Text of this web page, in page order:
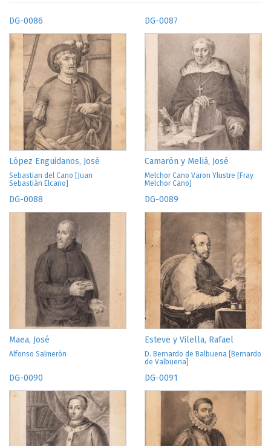
DG-0086
López Enguidanos, José
Sebastian del Cano [Juan
Sebastián Elcano]
DG-0087
Camarón y Meliá, José
Melchor Cano Varon Ylustre [Fray
Melchor Cano]
DG-0088
Maea, José
Alfonso Salmerón
DG-0089
Esteve y Vilella, Rafael
D. Bernardo de Balbuena [Bernardo
de Valbuena]
DG-0090 DG-0091